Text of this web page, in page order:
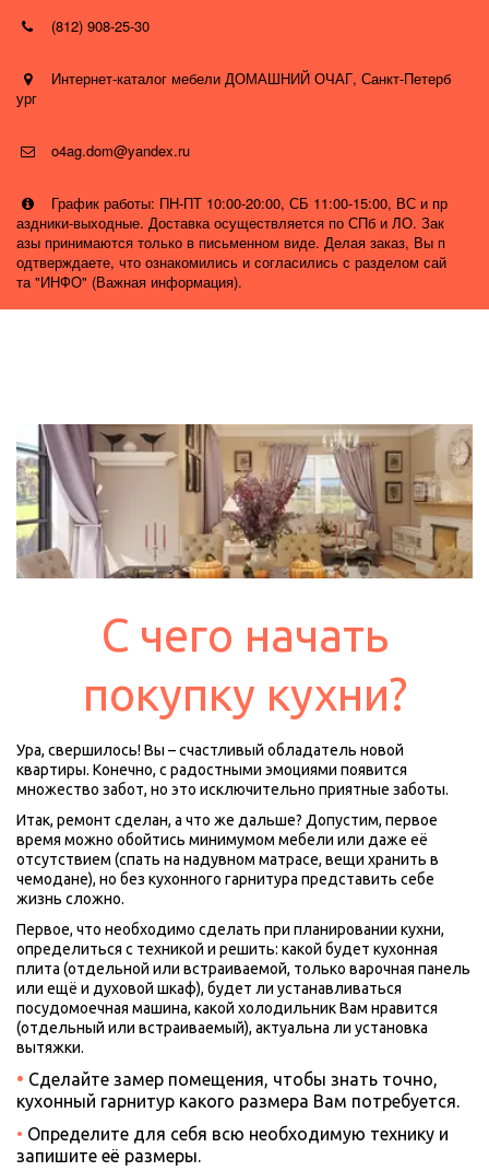
(812) 908-25-30
Интернет-каталог мебели ДОМАШНИЙ ОЧАГ, Санкт-Петерб
ург
o4ag.dom@yandex.ru
График работы: ПН-ПТ 10:00-20:00, СБ 11:00-15:00, ВС и пр
аздники-выходные. Доставка осуществляется по СПб и ЛО. Зак
азы принимаются только в письменном виде. Делая заказ, Вы п
одтверждаете, что ознакомились и согласились с разделом сай
та "ИНФО" (Важная информация).
С чего начать
покупку кухни?
Ура, свершилось! Вы – счастливый обладатель новой
квартиры. Конечно, с радостными эмоциями появится
множество забот, но это исключительно приятные заботы.
Итак, ремонт сделан, а что же дальше? Допустим, первое
время можно обойтись минимумом мебели или даже её
отсутствием (спать на надувном матрасе, вещи хранить в
чемодане), но без кухонного гарнитура представить себе
жизнь сложно.
Первое, что необходимо сделать при планировании кухни,
определиться с техникой и решить: какой будет кухонная
плита (отдельной или встраиваемой, только варочная панель
или ещё и духовой шкаф), будет ли устанавливаться
посудомоечная машина, какой холодильник Вам нравится
(отдельный или встраиваемый), актуальна ли установка
вытяжки.
• Сделайте замер помещения, чтобы знать точно,
кухонный гарнитур какого размера Вам потребуется.
• Определите для себя всю необходимую технику и
запишите её размеры.